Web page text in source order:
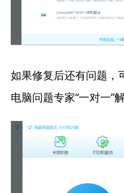
如果修复后还有问题，
电脑问题专家“一对一”